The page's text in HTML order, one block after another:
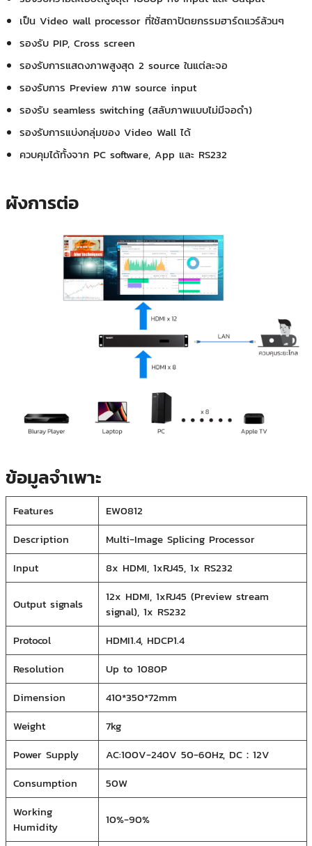
เป็น Video wall processor ที่ใช้สถาปัตยกรรมฮาร์ดแวร์ล้วนๆ
รองรับ PIP, Cross screen
รองรับการแสดงภาพสูงสุด 2 source ในแต่ละจอ
รองรับการ Preview ภาพ source input
รองรับ seamless switching (สลับภาพแบบไม่มีจอดำ)
รองรับการแบ่งกลุ่มของ Video Wall ได้
ควบคุมได้ทั้งจาก PC software, App และ RS232
ผังการต่อ
ข้อมูลจำเพาะ
Features
EW0812
Description
Multi-Image Splicing Processor
Input
8x HDMI, 1xRJ45, 1x RS232
Output signals
12x HDMI, 1xRJ45 (Preview stream
signal), 1x RS232
Protocol
HDMI1.4, HDCP1.4
Resolution
Up to 1080P
Dimension
410*350*72mm
Weight
7kg
Power Supply
AC:100V-240V 50-60Hz, DC：12V
Consumption
50W
Working
Humidity
10%-90%